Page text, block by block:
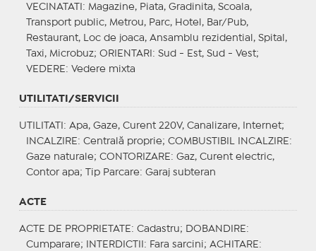
VECINATATI : Magazine, Piata, Gradinita, Scoala,
Transport public, Metrou, Parc, Hotel, Bar/Pub,
Restaurant, Loc de joaca, Ansamblu rezidential, Spital,
Taxi, Microbuz; ORIENTARI : Sud - Est, Sud - Vest;
VEDERE : Vedere mixta
UTILITATI/SERVICII
UTILITATI : Apa, Gaze, Curent 220V, Canalizare, Internet;
INCALZIRE : Centrală proprie; COMBUSTIBIL INCALZIRE :
Gaze naturale; CONTORIZARE : Gaz, Curent electric,
Contor apa;
Tip Parcare: Garaj subteran
ACTE
ACTE DE PROPRIETATE : Cadastru; DOBANDIRE :
Cumparare;
INTERDICTII : Fara sarcini; ACHITARE :